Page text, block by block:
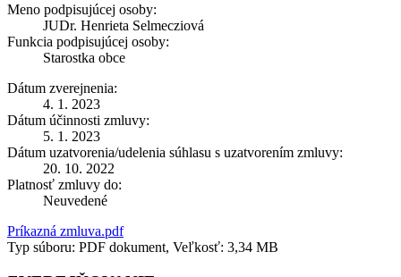
Meno podpisujúcej osoby:
JUDr. Henrieta Selmecziová
Funkcia podpisujúcej osoby:
Starostka obce
Dátum zverejnenia:
4. 1. 2023
Dátum účinnosti zmluvy:
5. 1. 2023
Dátum uzatvorenia/udelenia súhlasu s uzatvorením zmluvy:
20. 10. 2022
Platnosť zmluvy do:
Neuvedené
Príkazná zmluva.pdf
Typ súboru: PDF dokument, Veľkosť: 3,34 MB